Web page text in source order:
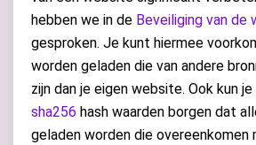
hebben we in de Beveiliging van de
gesproken. Je kunt hiermee
worden geladen die van andere
zijn dan je eigen website. Ook kun
sha256 hash waarden borgen dat
geladen worden die overeenkomen